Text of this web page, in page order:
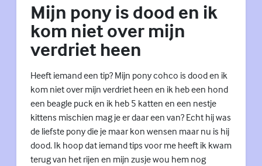
Mijn pony is dood en ik
kom niet over mijn
verdriet heen
Heeft iemand een tip? Mijn pony cohco is dood en ik
kom niet over mijn verdriet heen en ik heb een hond
een beagle puck en ik heb 5 katten en een nestje
kittens mischien mag je er daar een van? Echt hij was
de liefste pony die je maar kon wensen maar nu is hij
dood. Ik hoop dat iemand tips voor me heeft ik kwam
terug van het rijen en mijn zusje wou hem nog